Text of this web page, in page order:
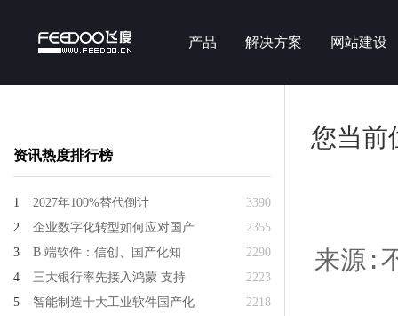
产品 解决方案 网站建设
资讯热度排行榜
3390
1
2027年100%替代倒计
2355
2
企业数字化转型如何应对国产
2290
3
B 端软件：信创、国产化知
2223
4
三大银行率先接入鸿蒙 支持
2218
5
智能制造十大工业软件国产化
您当前
来源: